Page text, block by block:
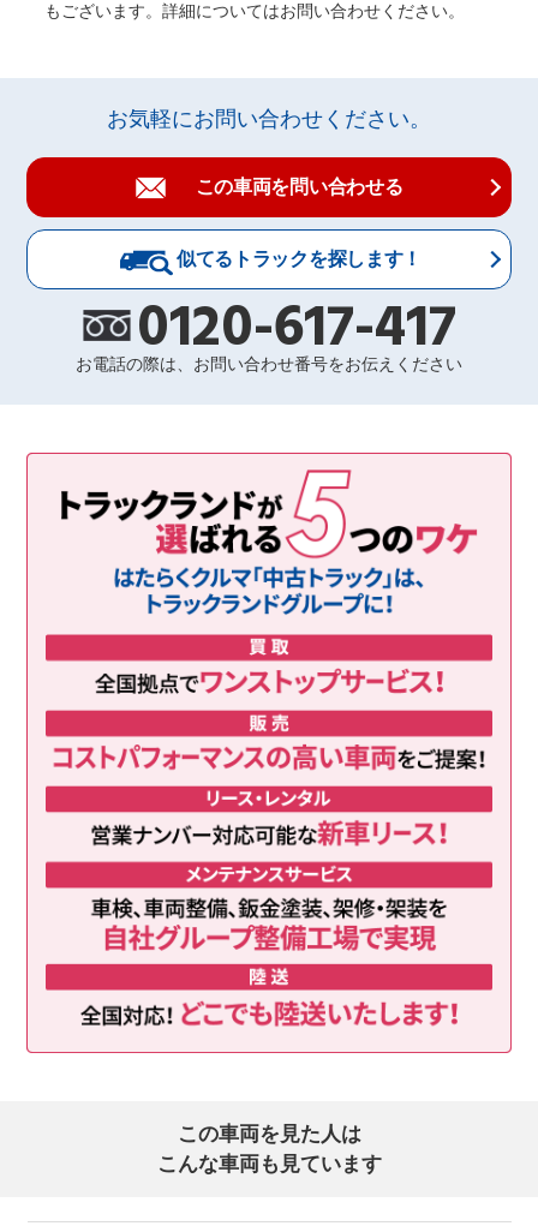
もございます。詳細についてはお問い合わせください。
お気軽にお問い合わせください。
この車両を問い合わせる
似てるトラックを探します！
0120-617-417
お電話の際は、お問い合わせ番号をお伝えください
この車両を見た人は
こんな車両も見ています